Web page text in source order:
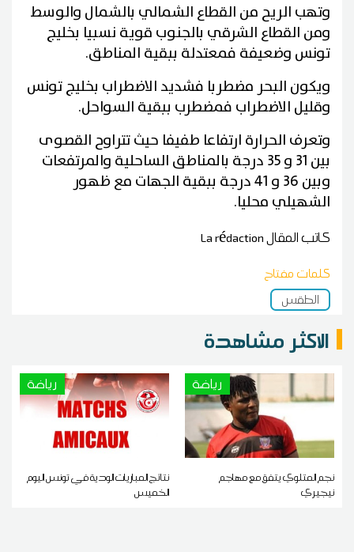
وتهب الريح من القطاع الشمالي بالشمال والوسط
ومن القطاع الشرقي بالجنوب قوية نسبيا بخليج
تونس وضعيفة فمعتدلة ببقية المناطق.
ويكون البحر مضطربا فشديد الاضطراب بخليج تونس
وقليل الاضطراب فمضطرب ببقية السواحل.
وتعرف الحرارة ارتفاعا طفيفا حيث تتراوح القصوى
بين 31 و 35 درجة بالمناطق الساحلية والمرتفعات
وبين 36 و 41 درجة ببقية الجهات مع ظهور
الشهيلي محليا.
كاتب المقالLa rédaction
كلمات مفتاح
الطقس
الاكثر مشاهدة
رياضة
نجم المتلوي يتفق مع مهاجم
نيجيري
رياضة
نتائج المباريات الودية في تونس اليوم
الخميس